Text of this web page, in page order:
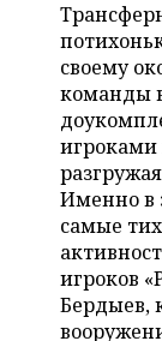
КОМУ
ТОРГОВЫЕ
ТАТАРСТАНА
БЮДЖЕТ
ИНВЕСТИЦИИ
НЕФТЕХИМИЯ
НЕФТЬ
ОПК
ЭНЕРГЕТИКА
НОВОСТИ
БИЗНЕС
НОВОСТИ
РОЗНИЧНАЯ
ТРАНСПОРТ
УСЛУГИ
ТЕХНОЛОГИИ
НОВОСТИ
МЕДИА
НОВОСТИ
ВЫЕЗДНАЯ
БИЗНЕС-
СПОРТ
НОВОСТИ
ФУТБОЛ
ОБЩЕСТВО
НОВОСТИ
ФОТОГАЛЕРЕЯ
своему
команды
Именно в
самые
игроков
Бердыев,